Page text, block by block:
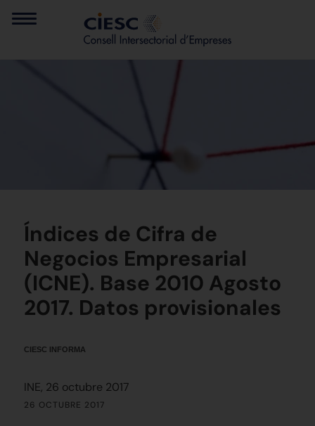
Índices de Cifra de
Negocios Empresarial
(ICNE). Base 2010 Agosto
2017. Datos provisionales
CIESC INFORMA
INE, 26 octubre 2017
26 OCTUBRE 2017